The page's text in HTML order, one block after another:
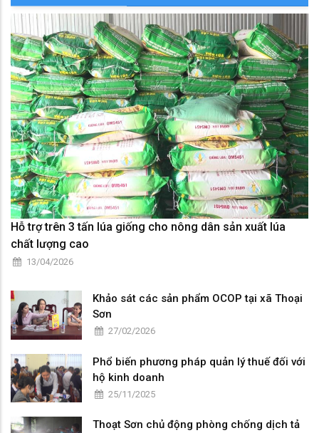
Hỗ trợ trên 3 tấn lúa giống cho nông dân sản xuất lúa
chất lượng cao
13/04/2026
Khảo sát các sản phẩm OCOP tại xã Thoại
Sơn
27/02/2026
Phổ biến phương pháp quản lý thuế đối với
hộ kinh doanh
25/11/2025
Thoạt Sơn chủ động phòng chống dịch tả